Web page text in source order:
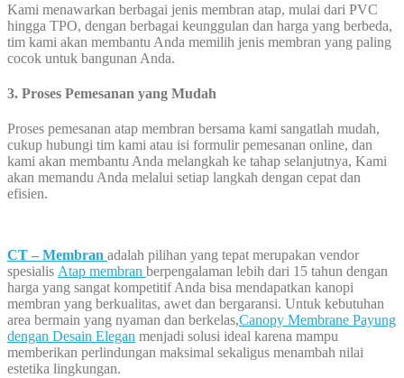
Kami menawarkan berbagai jenis membran atap, mulai dari PVC
hingga TPO, dengan berbagai keunggulan dan harga yang berbeda,
tim kami akan membantu Anda memilih jenis membran yang paling
cocok untuk bangunan Anda.
3. Proses Pemesanan yang Mudah
Proses pemesanan atap membran bersama kami sangatlah mudah,
cukup hubungi tim kami atau isi formulir pemesanan online, dan
kami akan membantu Anda melangkah ke tahap selanjutnya, Kami
akan memandu Anda melalui setiap langkah dengan cepat dan
efisien.
CT – Membran adalah pilihan yang tepat merupakan vendor
spesialis Atap membran berpengalaman lebih dari 15 tahun dengan
harga yang sangat kompetitif Anda bisa mendapatkan kanopi
membran yang berkualitas, awet dan bergaransi. Untuk kebutuhan
area bermain yang nyaman dan berkelas,Canopy Membrane Payung
dengan Desain Elegan menjadi solusi ideal karena mampu
memberikan perlindungan maksimal sekaligus menambah nilai
estetika lingkungan.